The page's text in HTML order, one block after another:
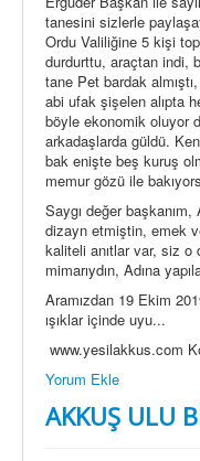
tanesini sizlerle
Ordu Valiliğine 5 kişi
durdurttu, araçtan indi,
tane Pet bardak
abi ufak şişelen alıpta
böyle ekonomik oluyor
arkadaşlarda güldü.
bak enişte beş kuruş
memur gözü ile
Saygı değer
dizayn etmiştin, emek
kaliteli anıtlar var, siz o
mimarıydın, Adına
Aramızdan 19 Ekim
ışıklar içinde uyu...
www.yesilakkus.com
Yorum Ekle
AKKUŞ ULU